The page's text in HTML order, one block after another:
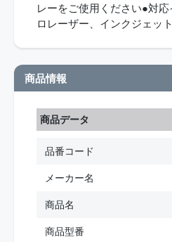
レーをご使用ください●対
ロレーザー、インクジェッ
商品情報
商品データ
品番コード
メーカー名
商品名
商品型番